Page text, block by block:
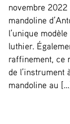
novembre
mandoline
l’unique
luthier.
raffinement, ce
de l’instrument
mandoline au